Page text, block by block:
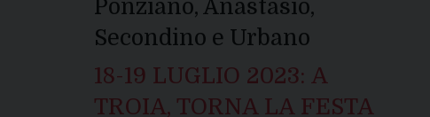
SANTI
COMPATRONI
DIOCESI
Ponziano, Anastasio,
Secondino e Urbano
18-19 LUGLIO 2023: A
TROIA, TORNA LA FESTA